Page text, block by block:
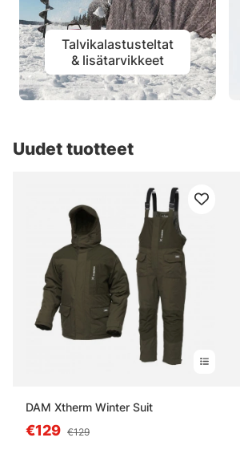
Talvikalastusteltat
& lisätarvikkeet
Uudet tuotteet
DAM Xtherm Winter Suit
€129 €129